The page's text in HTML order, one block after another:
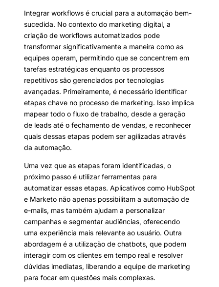
Integrar workflows é crucial para a automação bem-
sucedida. No contexto do marketing digital, a
criação de workflows automatizados pode
transformar significativamente a maneira como as
equipes operam, permitindo que se concentrem em
tarefas estratégicas enquanto os processos
repetitivos são gerenciados por tecnologias
avançadas. Primeiramente, é necessário identificar
etapas chave no processo de marketing. Isso implica
mapear todo o fluxo de trabalho, desde a geração
de leads até o fechamento de vendas, e reconhecer
quais dessas etapas podem ser agilizadas através
da automação.
Uma vez que as etapas foram identificadas, o
próximo passo é utilizar ferramentas para
automatizar essas etapas. Aplicativos como HubSpot
e Marketo não apenas possibilitam a automação de
e-mails, mas também ajudam a personalizar
campanhas e segmentar audiências, oferecendo
uma experiência mais relevante ao usuário. Outra
abordagem é a utilização de chatbots, que podem
interagir com os clientes em tempo real e resolver
dúvidas imediatas, liberando a equipe de marketing
para focar em questões mais complexas.